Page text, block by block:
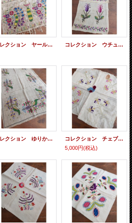
コレクション ヤールック オスマンル刺繍 手織り布にシルクと金属リボン刺繍 裏表なしのテクニック ゲミリックのクムラ 100×50cm コレクション ウチュクル オスマンル刺繍 シルクと金属糸刺繍 裏表なしのテクニック ゲミリックのクムラ ラーレ 196×21cm
コレクション ゆりかごのカバー オスマンル刺繍 手織り布にシルクと金属リボン刺繍 裏表なしのテクニック ゲミリックのクムラ 106×48cm
コレクション チェブレ オスマンル刺繍 シルク糸刺繍 裏表なしのテクニック ブルサ 30×30cm
5,000円(税込)